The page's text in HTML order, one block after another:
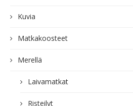
Kuvia
Matkakoosteet
Merellä
Laivamatkat
Risteilyt